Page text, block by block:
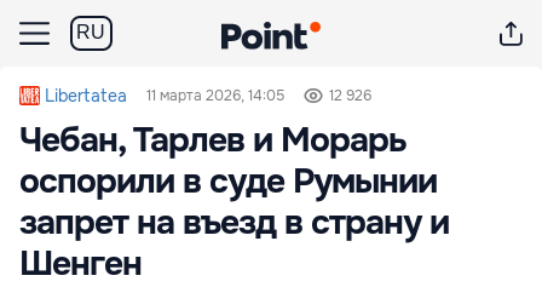
RU
Libertatea 11 марта 2026, 14:05 12 926
Чебан, Тарлев и Морарь
оспорили в суде Румынии
запрет на въезд в страну и
Шенген